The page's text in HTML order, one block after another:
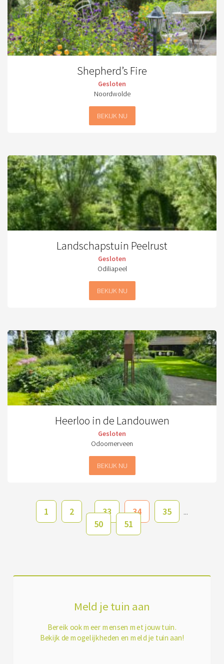
Shepherd’s Fire
Gesloten
Noordwolde
BEKIJK NU
Landschapstuin Peelrust
Gesloten
Odiliapeel
BEKIJK NU
Heerloo in de Landouwen
Gesloten
Odoornerveen
BEKIJK NU
1 2 ... 33 34 35 ...
50 51
Meld je tuin aan
Bereik ook meer mensen met jouw tuin.
Bekijk de mogelijkheden en meld je tuin aan!